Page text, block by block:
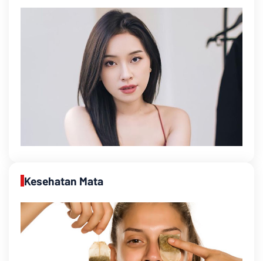
Kesehatan Mata